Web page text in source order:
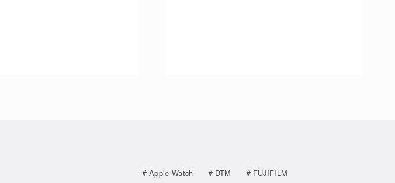
Apple Watch DTM
FUJIFILM